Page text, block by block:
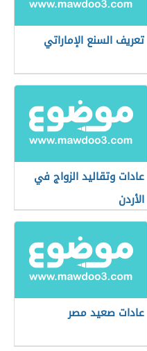
تعريف السنع الإماراتي
عادات وتقاليد الزواج في
الأردن
عادات صعيد مصر